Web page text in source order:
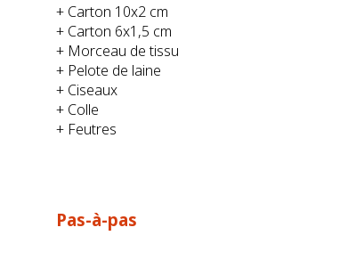
+ Carton 10x2 cm
+ Carton 6x1,5 cm
+ Morceau de tissu
+ Pelote de laine
+ Ciseaux
+ Colle
+ Feutres
Pas-à-pas